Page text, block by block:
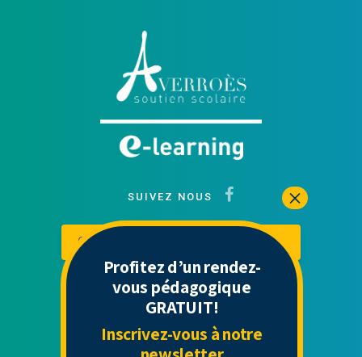
SUIVEZ NOUS
Contactez-nous Mon espace
Liens Utiles
Profitez d’un rendez-
vous pédagogique
GRATUIT!
Inscrivez-vous à notre